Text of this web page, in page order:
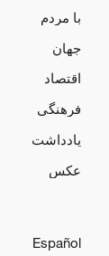
با مردم
جهان
اقتصاد
فرهنگی
یادداشت
عکس
Español